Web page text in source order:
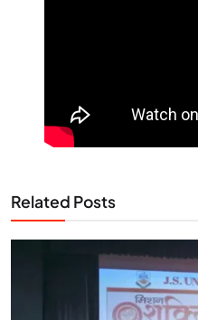
Related Posts